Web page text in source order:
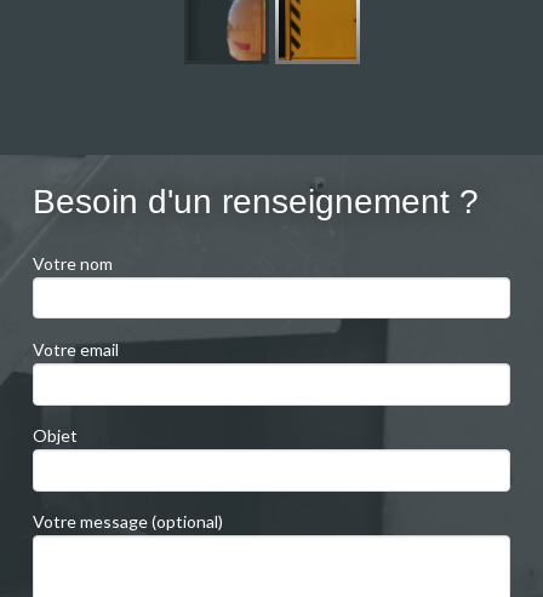
Besoin d'un renseignement ?
Votre nom
Votre email
Objet
Votre message (optional)